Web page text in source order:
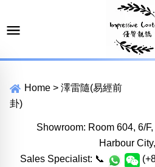
Home > 澤雷隨(易經前
卦)
Showroom: Room 604, 6/
Harbour
Sales Specialist: 📞